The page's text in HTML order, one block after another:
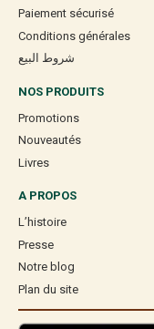
Paiement sécurisé
Conditions générales
شروط البيع
NOS PRODUITS
Promotions
Nouveautés
Livres
A PROPOS
L’histoire
Presse
Notre blog
Plan du site